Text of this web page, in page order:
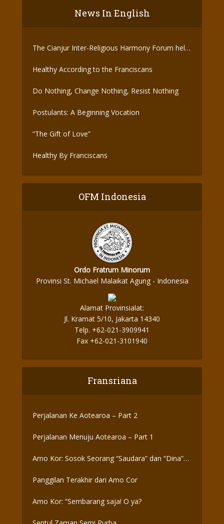
News In English
The Cianjur Inter-Religious Harmony Forum held
Healthy According to the Franciscans
Do Nothing, Change Nothing, Resist Nothing
Postulants: A Beginning Vocation
“The Gift of Love”
Healthy By Franciscans
OFM Indonesia
Ordo Fratrum Minorum
Provinsi St. Michael Malaikat Agung - Indonesia
Alamat Provinsialat:
Jl. Kramat 5/10, Jakarta 14340
Telp. +62-021-3909941
Fax +62-021-3101940
Fransriana
Perjalanan Ke Aotearoa – Part 2
Perjalanan Menuju Aotearoa – Part 1
Amo Kor: Sosok Seorang “Saudara” dan “Dina”
Panggilan Terakhir dari Amo Cor
Amo Kor: “Sembarang saja! O ya?